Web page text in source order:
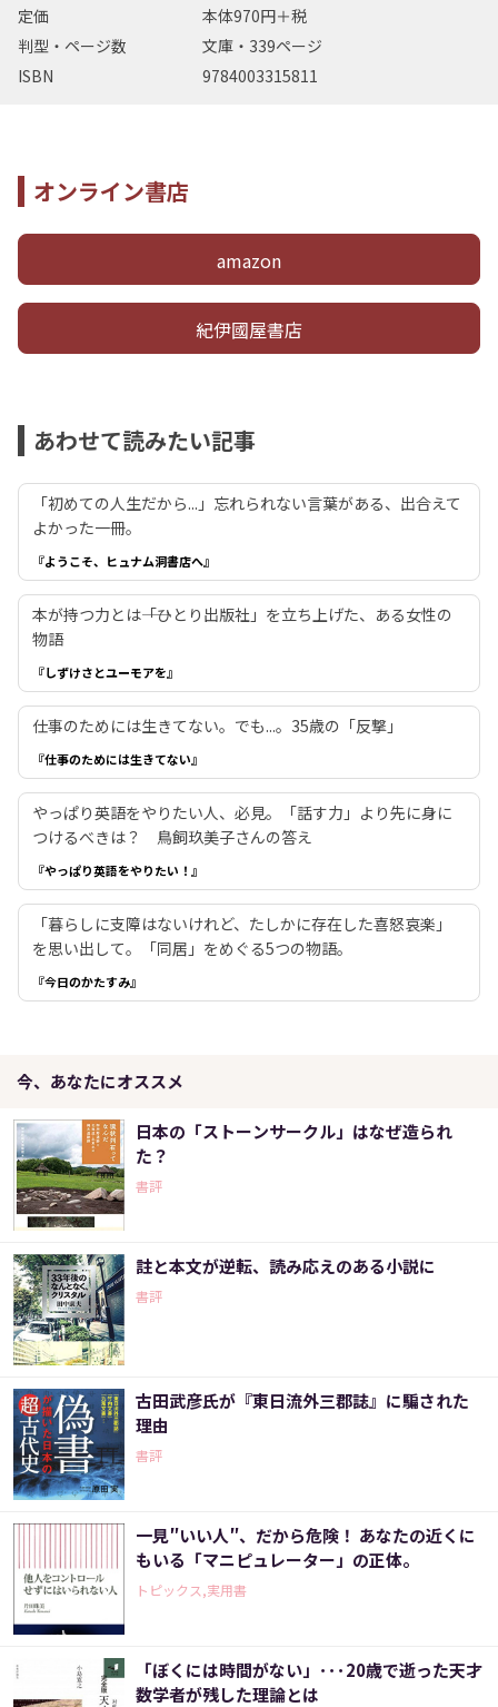
定価
本体970円＋税
判型・ページ数
文庫・339ページ
ISBN
9784003315811
オンライン書店
amazon
紀伊國屋書店
あわせて読みたい記事
「初めての人生だから...」忘れられない言葉がある、出合えて
よかった一冊。
『ようこそ、ヒュナム洞書店へ』
本が持つ力とは――「ひとり出版社」を立ち上げた、ある女性の
物語
『しずけさとユーモアを』
仕事のためには生きてない。でも...。35歳の「反撃」
『仕事のためには生きてない』
やっぱり英語をやりたい人、必見。「話す力」より先に身に
つけるべきは？ 鳥飼玖美子さんの答え
『やっぱり英語をやりたい！』
「暮らしに支障はないけれど、たしかに存在した喜怒哀楽」
を思い出して。「同居」をめぐる5つの物語。
『今日のかたすみ』
今、あなたにオススメ
日本の「ストーンサークル」はなぜ造られ
た？
書評
註と本文が逆転、読み応えのある小説に
書評
古田武彦氏が『東日流外三郡誌』に騙された
理由
書評
一見″いい人″、だから危険！ あなたの近くに
もいる「マニピュレーター」の正体。
トピックス,実用書
「ぼくには時間がない」･･･20歳で逝った天才
数学者が残した理論とは